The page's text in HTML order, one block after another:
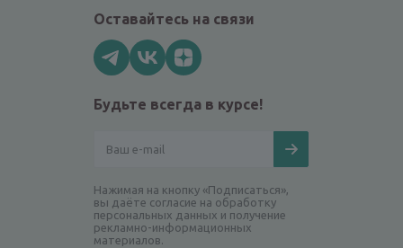
Оставайтесь на связи
Будьте всегда в курсе!
Нажимая на кнопку «Подписаться»,
вы даёте согласие на обработку
персональных данных и получение
рекламно-информационных
материалов.